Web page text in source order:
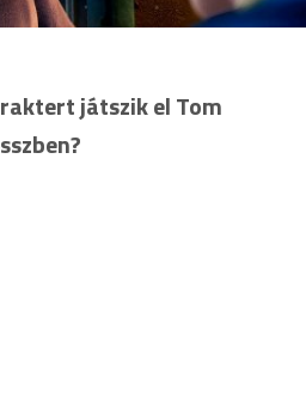
játszik el Tom